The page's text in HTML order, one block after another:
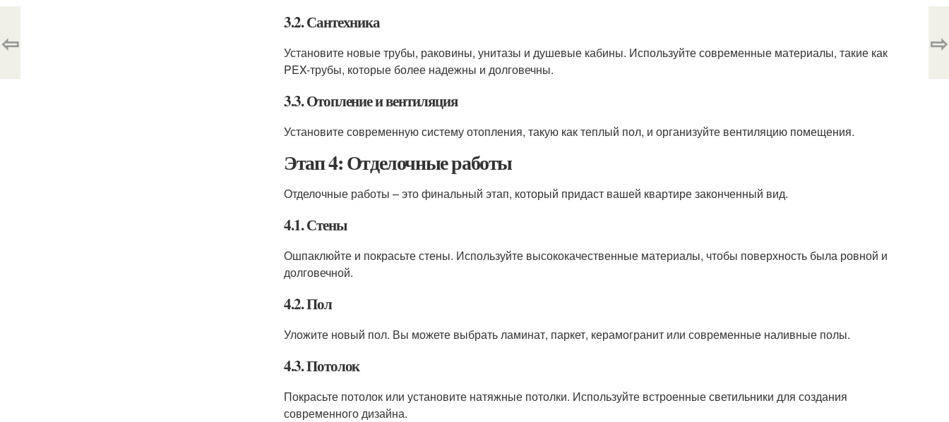
3.2. Сантехника
Установите новые трубы, раковины, унитазы и душевые кабины. Используйте современные материалы, такие как
PEX-трубы, которые более надежны и долговечны.
3.3. Отопление и вентиляция
Установите современную систему отопления, такую как теплый пол, и организуйте вентиляцию помещения.
Этап 4: Отделочные работы
Отделочные работы – это финальный этап, который придаст вашей квартире законченный вид.
4.1. Стены
Ошпаклюйте и покрасьте стены. Используйте высококачественные материалы, чтобы поверхность была ровной и
долговечной.
4.2. Пол
Уложите новый пол. Вы можете выбрать ламинат, паркет, керамогранит или современные наливные полы.
4.3. Потолок
Покрасьте потолок или установите натяжные потолки. Используйте встроенные светильники для создания
современного дизайна.
⇦ ⇨